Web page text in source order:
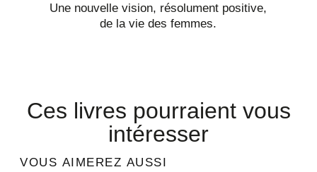
Une nouvelle vision, résolument positive,
de la vie des femmes.
Ces livres pourraient vous
intéresser
VOUS AIMEREZ AUSSI